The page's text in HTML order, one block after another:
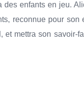
des enfants en jeu.
reconnue pour
et mettra son savoir-